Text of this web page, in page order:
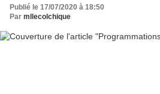
Publié le 17/07/2020 à 18:50
Par mllecolchique